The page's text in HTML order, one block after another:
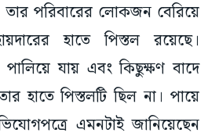
তার পরিবারের লোকজন বেরিয়ে
হাতে পিস্তল রয়েছে।
যায় এবং কিছুক্ষণ বাদে
হাতে পিস্তলটি ছিল না। পায়ে
এমনটাই জানিয়েছেন